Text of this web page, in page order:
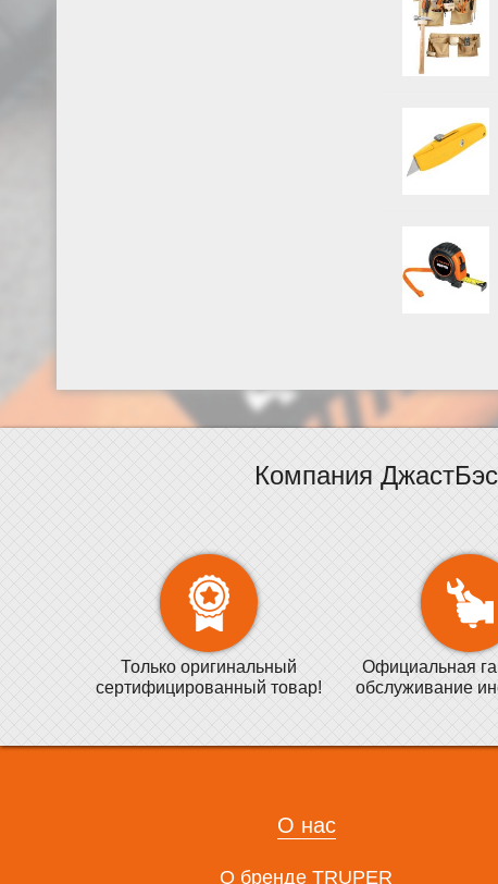
Компания
Только оригинальный
сертифицированный товар!
Официальная
обслуживание
О нас
О бренде TRUPER